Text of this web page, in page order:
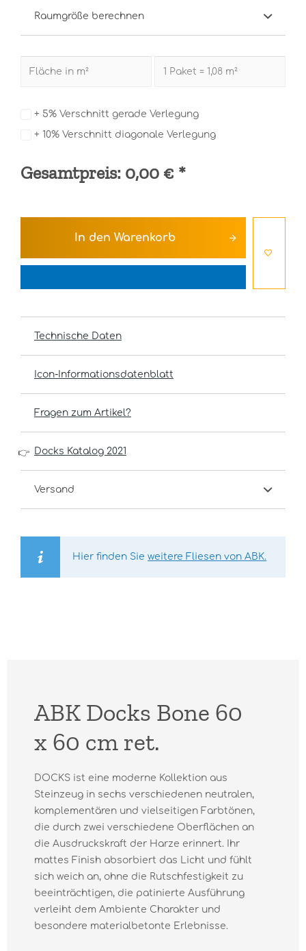
Raumgröße berechnen
+ 5% Verschnitt gerade Verlegung
+ 10% Verschnitt diagonale Verlegung
Gesamtpreis: 0,00 € *
In den Warenkorb
Technische Daten
Icon-Informationsdatenblatt
Fragen zum Artikel?
👉 Docks Katalog 2021
Versand
Hier finden Sieweitere Fliesen von ABK.
ABK Docks Bone 60
x 60 cm ret.
DOCKS ist eine moderne Kollektion aus
Steinzeug in sechs verschiedenen neutralen,
komplementären und vielseitigen Farbtönen,
die durch zwei verschiedene Oberflächen an
die Ausdruckskraft der Harze erinnert. Ihr
mattes Finish absorbiert das Licht und fühlt
sich weich an, ohne die Rutschfestigkeit zu
beeinträchtigen, die patinierte Ausführung
verleiht dem Ambiente Charakter und
besondere materialbetonte Erlebnisse.